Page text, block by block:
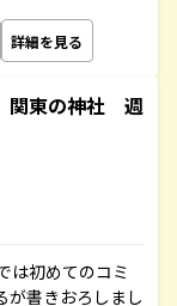
詳細を見る
関東の神社 週
は初めてのコミ
が書きおろしまし